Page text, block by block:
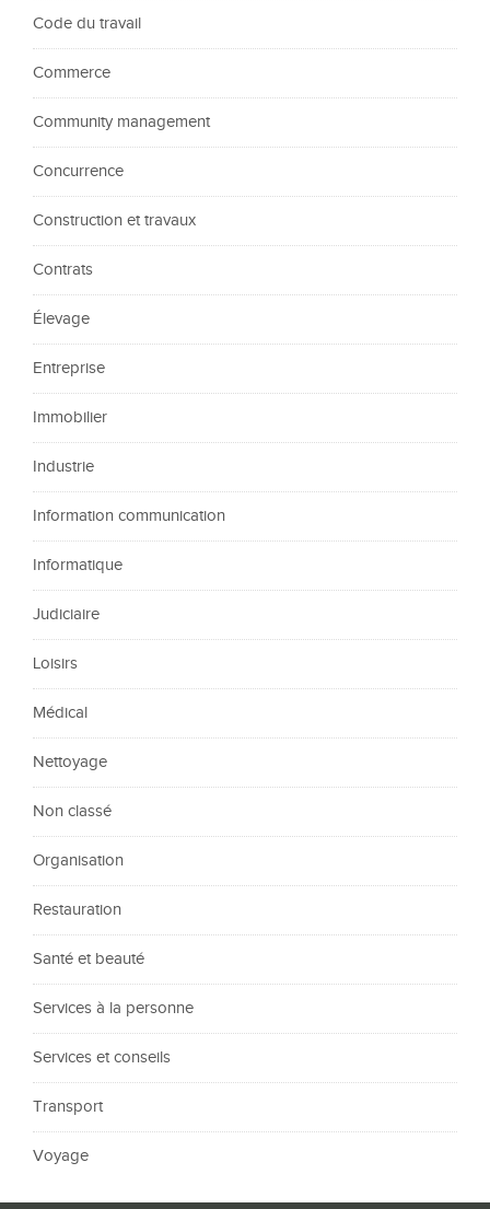
Code du travail
Commerce
Community management
Concurrence
Construction et travaux
Contrats
Élevage
Entreprise
Immobilier
Industrie
Information communication
Informatique
Judiciaire
Loisirs
Médical
Nettoyage
Non classé
Organisation
Restauration
Santé et beauté
Services à la personne
Services et conseils
Transport
Voyage